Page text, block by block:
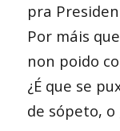
pra
Por máis
non poido
¿É que se
de sópeto, o